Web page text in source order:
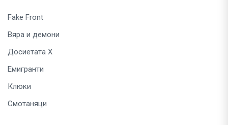
Fake Front
Вяра и демони
Досиетата Х
Емигранти
Клюки
Смотаняци